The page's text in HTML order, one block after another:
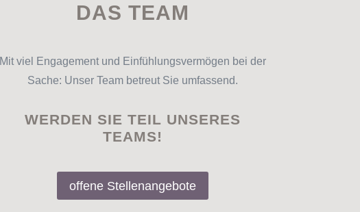
DAS TEAM
Mit viel Engagement und Einfühlungsvermögen bei der
Sache: Unser Team betreut Sie umfassend.
WERDEN SIE TEIL UNSERES
TEAMS!
offene Stellenangebote